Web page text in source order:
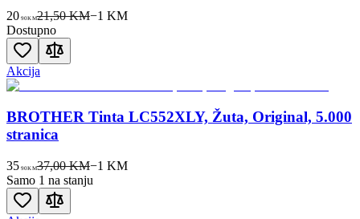
20 90KM21,50 KM−1 KM
Dostupno
Akcija
BROTHER Tinta LC552XLY, Žuta, Original, 5.000
stranica
35 90KM37,00 KM−1 KM
Samo 1 na stanju